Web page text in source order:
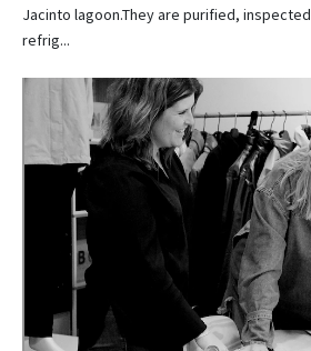
Jacinto lagoon.They are purified,
refrig...